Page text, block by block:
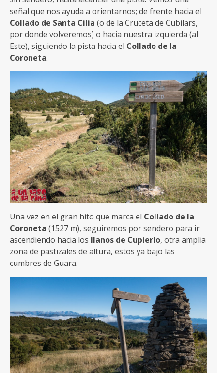
señal que nos ayuda a orientarnos; de frente hacia el
Collado de Santa Cilia (o de la Cruceta de Cubilars,
por donde volveremos) o hacia nuestra izquierda (al
Este), siguiendo la pista hacia el Collado de la
Coroneta.
Una vez en el gran hito que marca el Collado de la
Coroneta (1527 m), seguiremos por sendero para ir
ascendiendo hacia los llanos de Cupierlo, otra amplia
zona de pastizales de altura, estos ya bajo las
cumbres de Guara.